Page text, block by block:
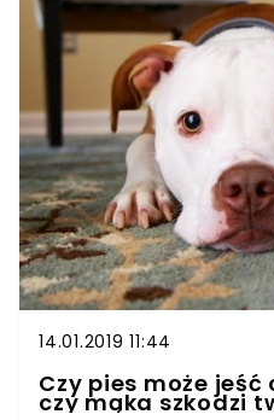
14.01.2019 11:44
Czy pies może jeść
czy mąka szkodzi